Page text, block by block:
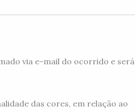
via e-mail do ocorrido e será
das cores, em relação ao